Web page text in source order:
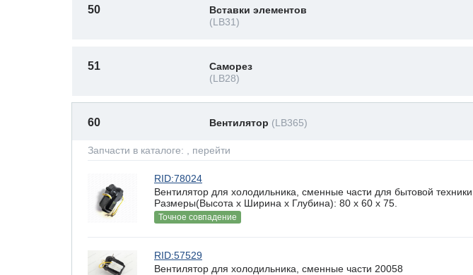
50
Вставки элементов
(LB31)
51
Саморез
(LB28)
60 Вентилятор (LB365)
Запчасти в каталоге: , перейти
RID:78024
Вентилятор для холодильника, сменные части для бытовой техники .
Размеры(Высота х Ширина х Глубина): 80 x 60 х 75.
Точное совпадение
RID:57529
Вентилятор для холодильника, сменные части 20058